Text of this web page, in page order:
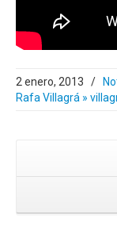
2 enero, 2013 /
Rafa Villagrá »